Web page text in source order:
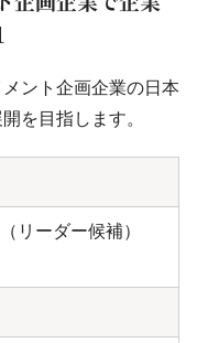
ント企画企業の日本
を目指します。
リーダー候補）